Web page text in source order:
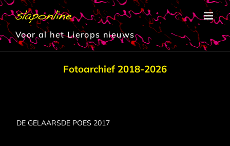
Ga
naar
inhoud
Voor al het Lierops nieuws
Fotoarchief 2018-2026
DE GELAARSDE POES 2017